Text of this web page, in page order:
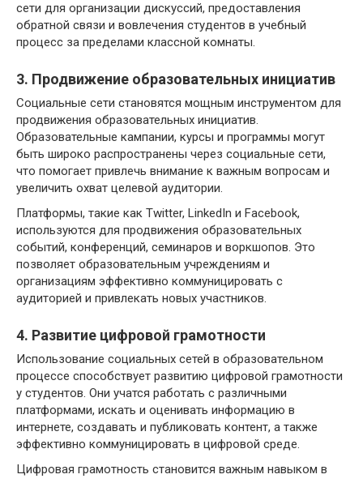
сети для организации дискуссий, предоставления
обратной связи и вовлечения студентов в учебный
процесс за пределами классной комнаты.
3. Продвижение образовательных инициатив
Социальные сети становятся мощным инструментом для
продвижения образовательных инициатив.
Образовательные кампании, курсы и программы могут
быть широко распространены через социальные сети,
что помогает привлечь внимание к важным вопросам и
увеличить охват целевой аудитории.
Платформы, такие как Twitter, LinkedIn и Facebook,
используются для продвижения образовательных
событий, конференций, семинаров и воркшопов. Это
позволяет образовательным учреждениям и
организациям эффективно коммуницировать с
аудиторией и привлекать новых участников.
4. Развитие цифровой грамотности
Использование социальных сетей в образовательном
процессе способствует развитию цифровой грамотности
у студентов. Они учатся работать с различными
платформами, искать и оценивать информацию в
интернете, создавать и публиковать контент, а также
эффективно коммуницировать в цифровой среде.
Цифровая грамотность становится важным навыком в